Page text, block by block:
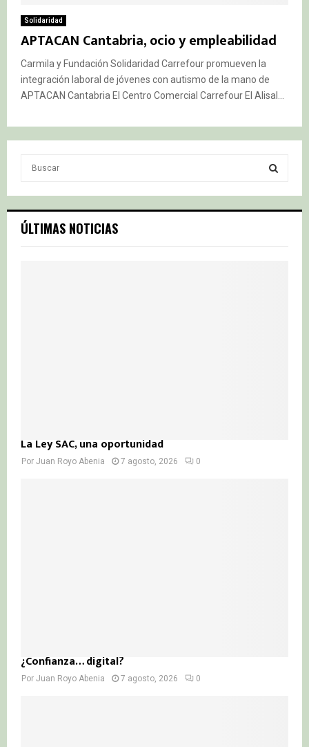
Solidaridad
APTACAN Cantabria, ocio y empleabilidad
Carmila y Fundación Solidaridad Carrefour promueven la
integración laboral de jóvenes con autismo de la mano de
APTACAN Cantabria El Centro Comercial Carrefour El Alisal...
c
h
S
ÚLTIMAS NOTICIAS
La Ley SAC, una oportunidad
Por Juan Royo Abenia 7 agosto, 2026 0
¿Confianza… digital?
Por Juan Royo Abenia 7 agosto, 2026 0